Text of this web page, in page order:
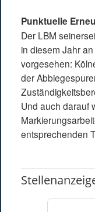
Punktuelle
Der LBM
in diesem Jahr
vorgesehen:
der
Und auch darauf
entsprechenden